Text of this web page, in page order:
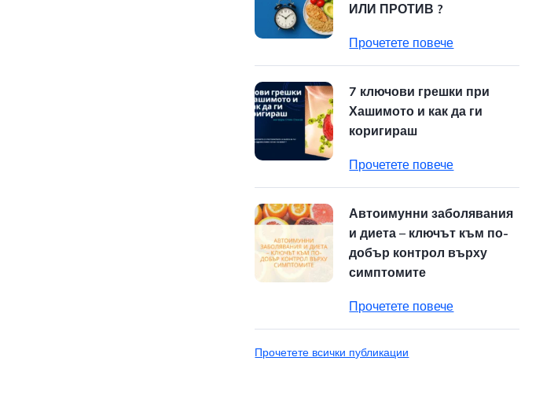
ИЛИ ПРОТИВ ?
Прочетете повече
7 ключови грешки при
Хашимото и как да ги
коригираш
Прочетете повече
Автоимунни заболявания
и диета – ключът към по-
добър контрол върху
симптомите
Прочетете повече
Прочетете всички публикации